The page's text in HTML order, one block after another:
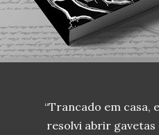
“Trancado em casa,
resolvi abrir